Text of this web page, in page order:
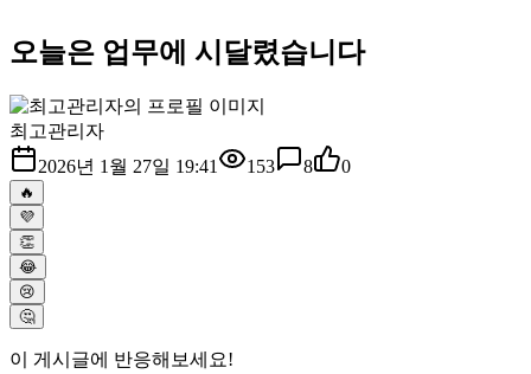
오늘은 업무에 시달렸습니다
최고관리자
2026년 1월 27일 19:41
153 8 0
🔥
💜
👏
😂
😢
🤔
이 게시글에 반응해보세요!